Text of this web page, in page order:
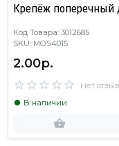
Крепёж
Код Товара: 3012685
SKU: MOS4015
2.00р.
Нет
В наличии